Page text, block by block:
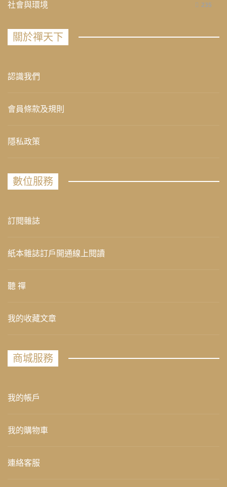
社會與環境 235
關於禪天下
認識我們
會員條款及規則
隱私政策
數位服務
訂閱雜誌
紙本雜誌訂戶開通線上閱讀
聽 禪
我的收藏文章
商城服務
我的帳戶
我的購物車
連絡客服